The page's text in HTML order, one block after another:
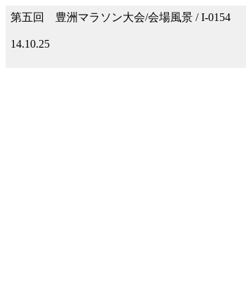
第五回 豊洲マラソン大会/会場風景 / I-0154
14.10.25